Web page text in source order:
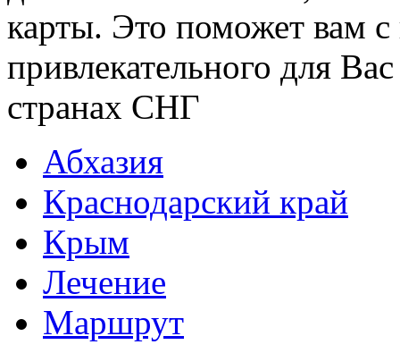
карты. Это поможет вам
привлекательного для
странах СНГ
Абхазия
Краснодарский край
Крым
Лечение
Маршрут